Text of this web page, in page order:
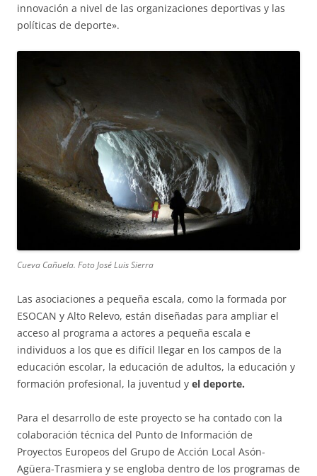
innovación a nivel de las organizaciones deportivas y las
políticas de deporte».
Cueva Cañuela. Foto José Luis Sierra
Las asociaciones a pequeña escala, como la formada por
ESOCAN y Alto Relevo, están diseñadas para ampliar el
acceso al programa a actores a pequeña escala e
individuos a los que es difícil llegar en los campos de la
educación escolar, la educación de adultos, la educación y
formación profesional, la juventud y el deporte.
Para el desarrollo de este proyecto se ha contado con la
colaboración técnica del Punto de Información de
Proyectos Europeos del Grupo de Acción Local Asón-
Agüera-Trasmiera y se engloba dentro de los programas de